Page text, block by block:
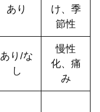
あり
け、季
節性
あり/な
し
慢性
化、痛
み